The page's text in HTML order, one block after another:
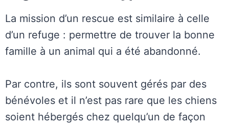
La mission d’un rescue est similaire à celle
d’un refuge : permettre de trouver la bonne
famille à un animal qui a été abandonné.
Par contre, ils sont souvent gérés par des
bénévoles et il n’est pas rare que les chiens
soient hébergés chez quelqu’un de façon